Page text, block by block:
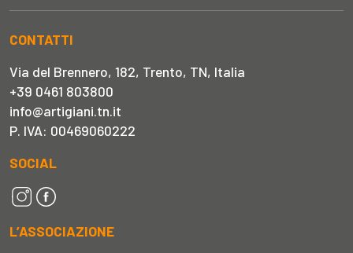
CONTATTI
Via del Brennero, 182, Trento, TN, Italia
+39 0461 803800
info@artigiani.tn.it
P. IVA: 00469060222
SOCIAL
L’ASSOCIAZIONE